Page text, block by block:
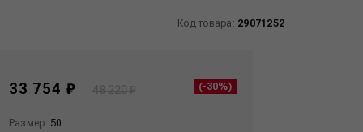
Код товара: 29071252
33 754 ₽ (-30%)
Размер: 50